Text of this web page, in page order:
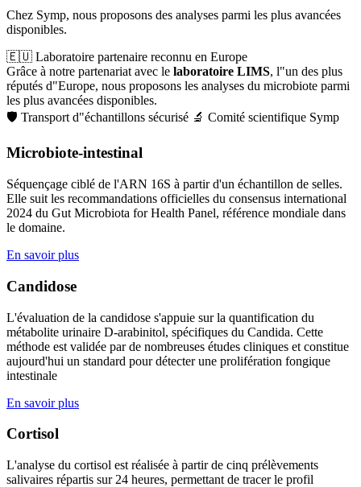
Chez Symp, nous proposons des analyses parmi les plus avancées
disponibles.
🇪🇺 Laboratoire partenaire reconnu en Europe
Grâce à notre partenariat avec le laboratoire LIMS, l"un des plus
réputés d"Europe, nous proposons les analyses du microbiote parmi
les plus avancées disponibles.
🛡️ Transport d"échantillons sécurisé 🔬 Comité scientifique Symp
Microbiote-intestinal
Séquençage ciblé de l'ARN 16S à partir d'un échantillon de selles.
Elle suit les recommandations officielles du consensus international
2024 du Gut Microbiota for Health Panel, référence mondiale dans
le domaine.
En savoir plus
Candidose
L'évaluation de la candidose s'appuie sur la quantification du
métabolite urinaire D-arabinitol, spécifiques du Candida. Cette
méthode est validée par de nombreuses études cliniques et constitue
aujourd'hui un standard pour détecter une prolifération fongique
intestinale
En savoir plus
Cortisol
L'analyse du cortisol est réalisée à partir de cinq prélèvements
salivaires répartis sur 24 heures, permettant de tracer le profil